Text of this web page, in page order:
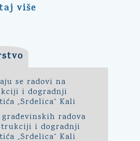
više
se radovi na
i dogradnji
„Srdelica“ Kali
građevinskih radova
i dogradnji
„Srdelica“ Kali